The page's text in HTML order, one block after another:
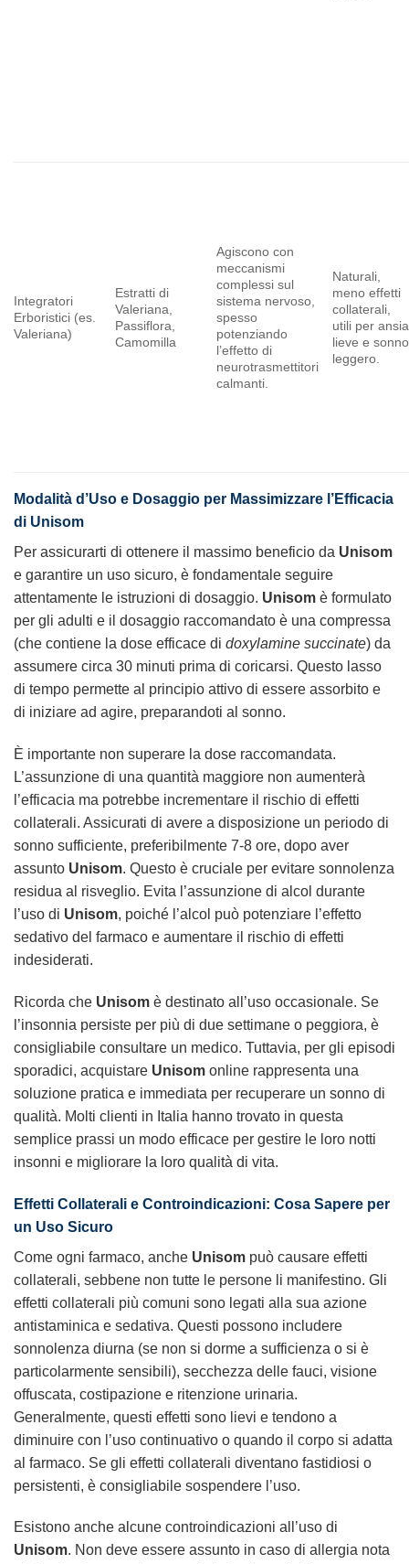
Integratori
Erboristici (es.
Valeriana)
Estratti di
Valeriana,
Passiflora,
Camomilla
Agiscono con
meccanismi
complessi sul
sistema nervoso,
spesso
potenziando
l’effetto di
neurotrasmettitori
calmanti.
Naturali,
meno effetti
collaterali,
utili per ansia
lieve e sonno
leggero.
Modalità d’Uso e Dosaggio per Massimizzare l’Efficacia
di Unisom
Per assicurarti di ottenere il massimo beneficio da Unisom
e garantire un uso sicuro, è fondamentale seguire
attentamente le istruzioni di dosaggio. Unisom è formulato
per gli adulti e il dosaggio raccomandato è una compressa
(che contiene la dose efficace di doxylamine succinate) da
assumere circa 30 minuti prima di coricarsi. Questo lasso
di tempo permette al principio attivo di essere assorbito e
di iniziare ad agire, preparandoti al sonno.
È importante non superare la dose raccomandata.
L’assunzione di una quantità maggiore non aumenterà
l’efficacia ma potrebbe incrementare il rischio di effetti
collaterali. Assicurati di avere a disposizione un periodo di
sonno sufficiente, preferibilmente 7-8 ore, dopo aver
assunto Unisom. Questo è cruciale per evitare sonnolenza
residua al risveglio. Evita l’assunzione di alcol durante
l’uso di Unisom, poiché l’alcol può potenziare l’effetto
sedativo del farmaco e aumentare il rischio di effetti
indesiderati.
Ricorda che Unisom è destinato all’uso occasionale. Se
l’insonnia persiste per più di due settimane o peggiora, è
consigliabile consultare un medico. Tuttavia, per gli episodi
sporadici, acquistare Unisom online rappresenta una
soluzione pratica e immediata per recuperare un sonno di
qualità. Molti clienti in Italia hanno trovato in questa
semplice prassi un modo efficace per gestire le loro notti
insonni e migliorare la loro qualità di vita.
Effetti Collaterali e Controindicazioni: Cosa Sapere per
un Uso Sicuro
Come ogni farmaco, anche Unisom può causare effetti
collaterali, sebbene non tutte le persone li manifestino. Gli
effetti collaterali più comuni sono legati alla sua azione
antistaminica e sedativa. Questi possono includere
sonnolenza diurna (se non si dorme a sufficienza o si è
particolarmente sensibili), secchezza delle fauci, visione
offuscata, costipazione e ritenzione urinaria.
Generalmente, questi effetti sono lievi e tendono a
diminuire con l’uso continuativo o quando il corpo si adatta
al farmaco. Se gli effetti collaterali diventano fastidiosi o
persistenti, è consigliabile sospendere l’uso.
Esistono anche alcune controindicazioni all’uso di
Unisom. Non deve essere assunto in caso di allergia nota